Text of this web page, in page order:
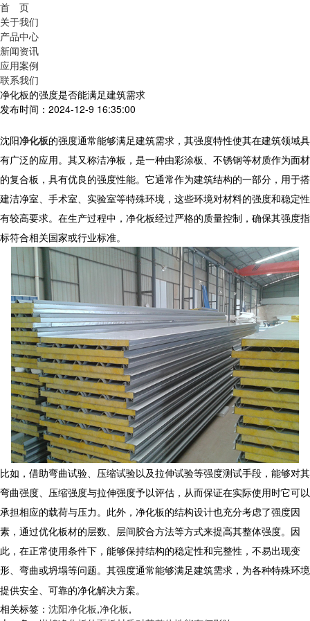
首 页
关于我们
产品中心
新闻资讯
应用案例
联系我们
净化板的强度是否能满足建筑需求
发布时间：2024-12-9 16:35:00
沈阳净化板的强度通常能够满足建筑需求，其强度特性使其在建筑领域具
有广泛的应用。其又称洁净板，是一种由彩涂板、不锈钢等材质作为面材
的复合板，具有优良的强度性能。它通常作为建筑结构的一部分，用于搭
建洁净室、手术室、实验室等特殊环境，这些环境对材料的强度和稳定性
有较高要求。在生产过程中， 净化板经过严格的质量控制，确保其强度指
标符合相关国家或行业标准。
比如，借助弯曲试验、压缩试验以及拉伸试验等强度测试手段，能够对其
弯曲强度、压缩强度与拉伸强度予以评估，从而保证在实际使用时它可以
承担相应的载荷与压力。此外， 净化板的结构设计也充分考虑了强度因
素，通过优化板材的层数、层间胶合方法等方式来提高其整体强度。因
此，在正常使用条件下，能够保持结构的稳定性和完整性，不易出现变
形、弯曲或坍塌等问题。其强度通常能够满足建筑需求，为各种特殊环境
提供安全、可靠的净化解决方案。
相关标签： 沈阳净化板,净化板,